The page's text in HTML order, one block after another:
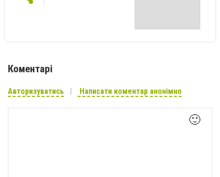
Коментарі
Авторизуватись Написати коментар анонімно
🙂